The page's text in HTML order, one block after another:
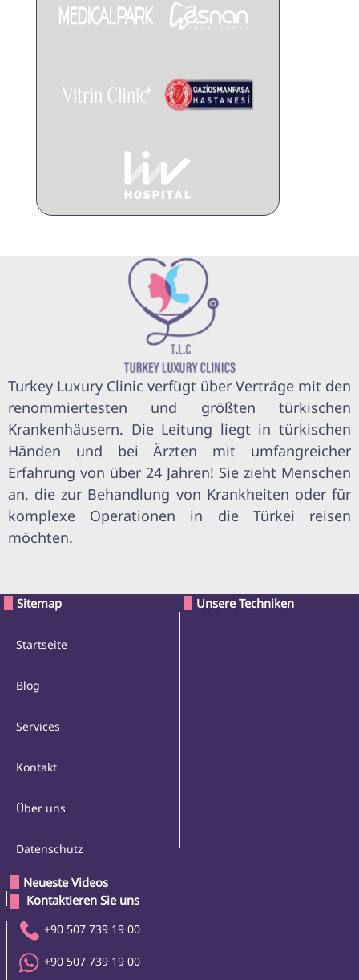
Turkey Luxury Clinic verfügt über Verträge mit den
renommiertesten und größten türkischen
Krankenhäusern. Die Leitung liegt in türkischen
Händen und bei Ärzten mit umfangreicher
Erfahrung von über 24 Jahren! Sie zieht Menschen
an, die zur Behandlung von Krankheiten oder für
komplexe Operationen in die Türkei reisen
möchten.
Sitemap
Startseite
Blog
Services
Kontakt
Über uns
Datenschutz
Unsere Techniken
Neueste Videos
Kontaktieren Sie uns
+90 507 739 19 00
+90 507 739 19 00